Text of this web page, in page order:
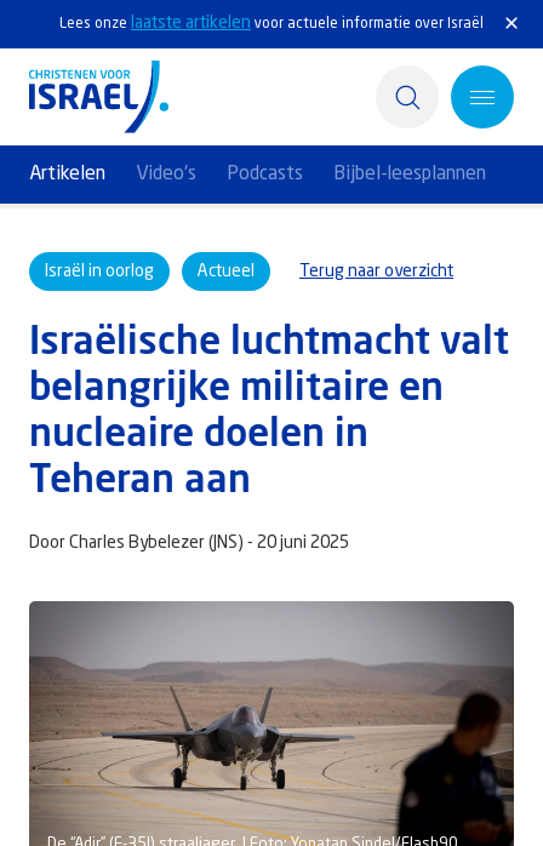
Lees onze laatste artikelen voor actuele informatie over Israël
Artikelen Video's Podcasts Bijbel-leesplannen
Actief
Ontdek
Steun Israël
Service & Contact
Israël in oorlog Actueel Terug naar overzicht
Israëlische luchtmacht valt
belangrijke militaire en
nucleaire doelen in
Teheran aan
Door Charles Bybelezer (JNS) - 20 juni 2025